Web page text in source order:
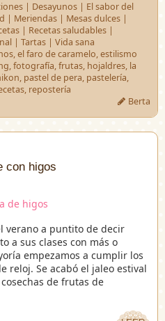
| Desayunos| El sabor del
| Meriendas | Mesas dulces |
| Recetas saludables |
| Tartas | Vida sana
,el faro de caramelo,estilismo
,fotografía,frutas, hojaldres, la
, pastel de pera, pastelería,
, repostería
Berta
con higos
verano a puntito de decir
a sus clases con más o
empezamos a cumplir los
reloj. Se acabó el jaleo estival
de frutas de